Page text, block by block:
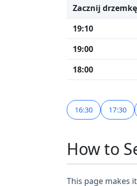
Zacznij
19:10
19:00
18:00
16:30 17:30
How to
This page makes